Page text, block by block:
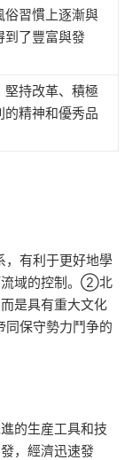
俗習慣上逐漸與
到了豐富與發
持改革、積極
的精神和優秀品
有利于更好地學
流域的控制。②北
是具有重大文化
保守勢力鬥争的
的生産工具和技
，經濟迅速發